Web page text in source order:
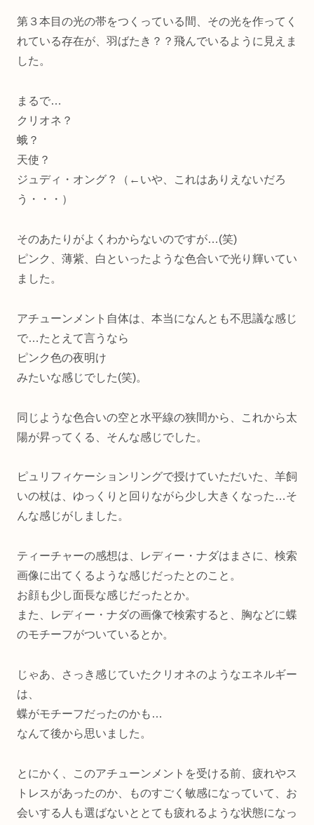
第３本目の光の帯をつくっている間、その光を作ってく
れている存在が、羽ばたき？？飛んでいるように見えま
した。
まるで…
クリオネ？
蛾？
天使？
ジュディ・オング？（←いや、これはありえないだろ
う・・・）
そのあたりがよくわからないのですが…(笑)
ピンク、薄紫、白といったような色合いで光り輝いてい
ました。
アチューンメント自体は、本当になんとも不思議な感じ
で…たとえて言うなら
ピンク色の夜明け
みたいな感じでした(笑)。
同じような色合いの空と水平線の狭間から、これから太
陽が昇ってくる、そんな感じでした。
ピュリフィケーションリングで授けていただいた、羊飼
いの杖は、ゆっくりと回りながら少し大きくなった…そ
んな感じがしました。
ティーチャーの感想は、レディー・ナダはまさに、検索
画像に出てくるような感じだったとのこと。
お顔も少し面長な感じだったとか。
また、レディー・ナダの画像で検索すると、胸などに蝶
のモチーフがついているとか。
じゃあ、さっき感じていたクリオネのようなエネルギー
は、
蝶がモチーフだったのかも…
なんて後から思いました。
とにかく、このアチューンメントを受ける前、疲れやス
トレスがあったのか、ものすごく敏感になっていて、お
会いする人も選ばないととても疲れるような状態になっ